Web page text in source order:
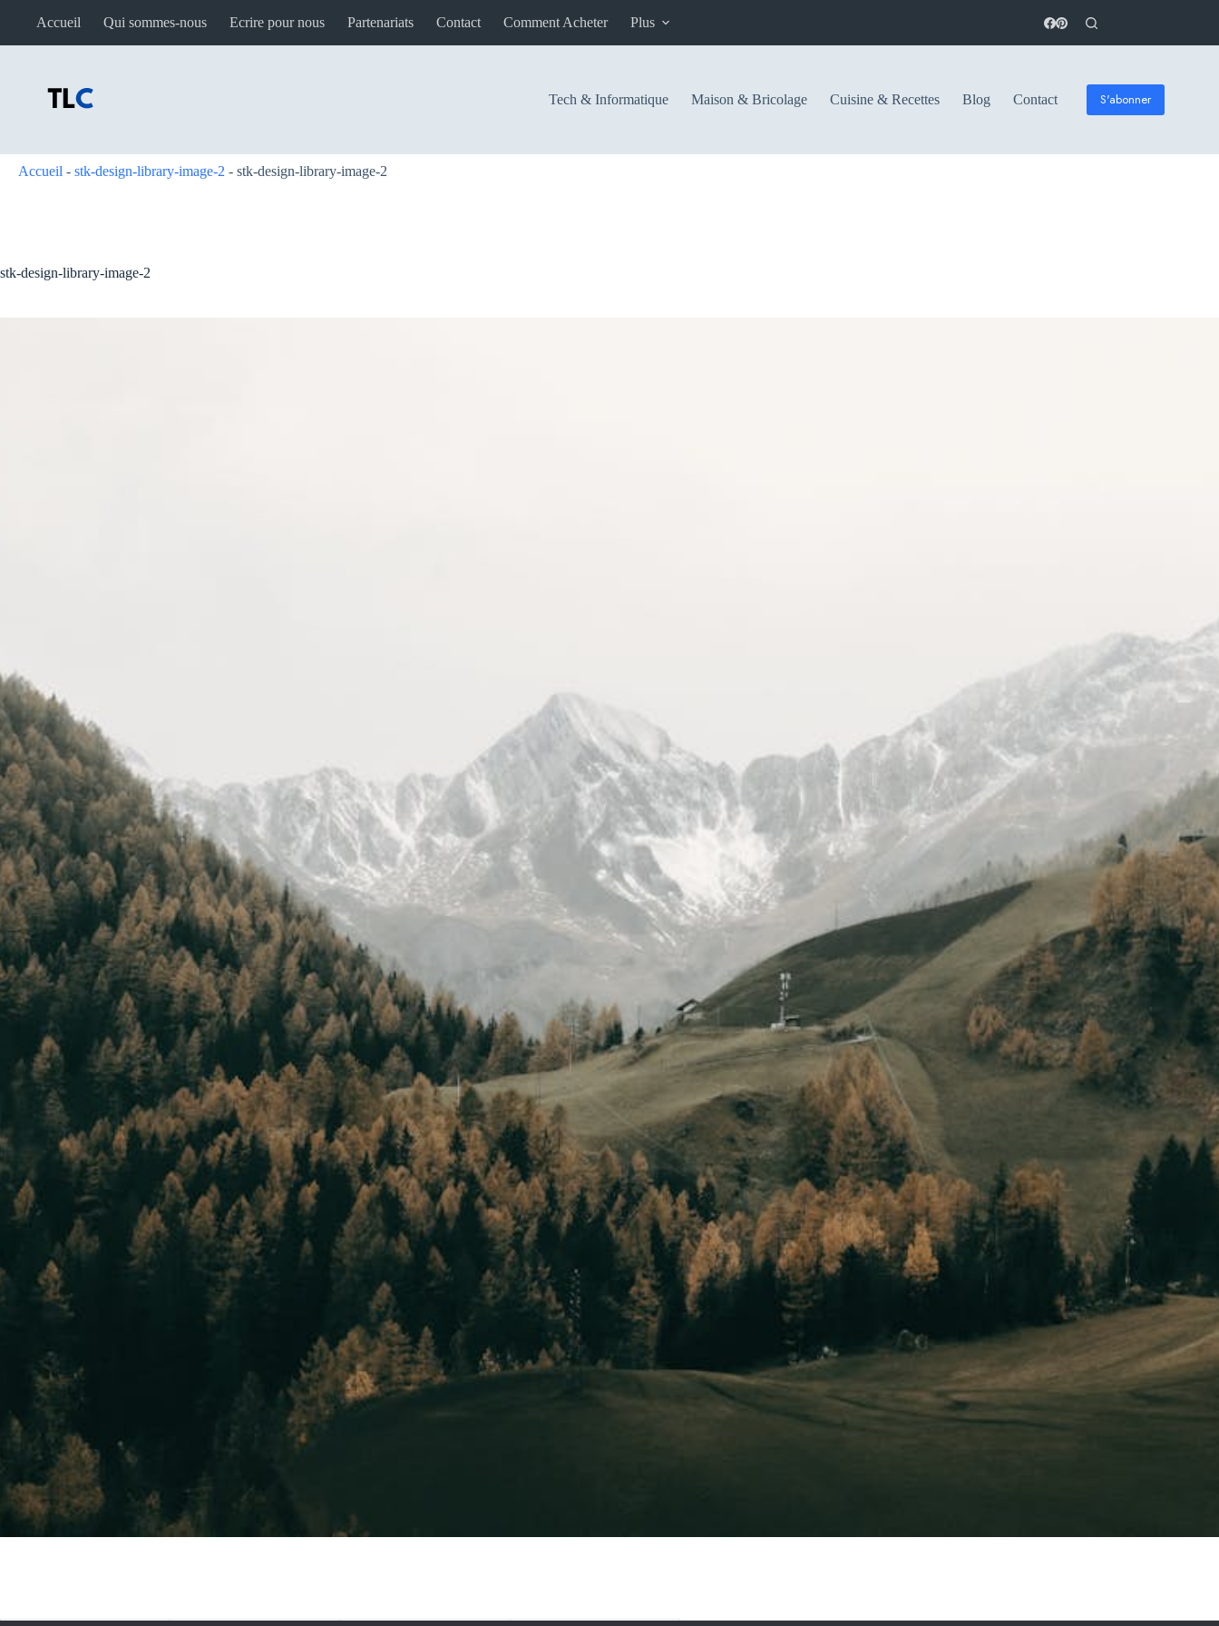
Accueil Qui sommes-nous Ecrire pour nous Partenariats Contact Comment Acheter Plus
Tech & Informatique Maison & Bricolage Cuisine & Recettes Blog Contact S'abonner
Accueil - stk-design-library-image-2 - stk-design-library-image-2
stk-design-library-image-2